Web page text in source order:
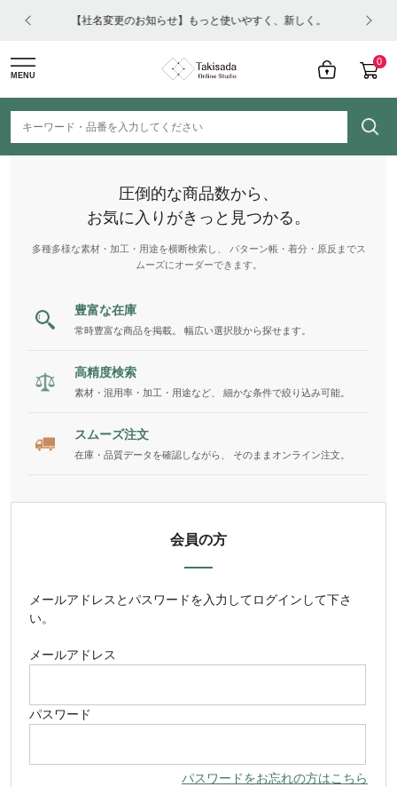
【社名変更のお知らせ】もっと使いやすく、新しく。
0
MENU
圧倒的な商品数から、
お気に入りがきっと見つかる。
多種多様な素材・加工・用途を横断検索し、 パターン帳・着分・原反までス
ムーズにオーダーできます。
豊富な在庫
常時豊富な商品を掲載。 幅広い選択肢から探せます。
高精度検索
素材・混用率・加工・用途など、 細かな条件で絞り込み可能。
スムーズ注文
在庫・品質データを確認しながら、 そのままオンライン注文。
会員の方
メールアドレス とパスワードを入力してログインして下さ
い。
メールアドレス
パスワード
パスワードをお忘れの方はこちら